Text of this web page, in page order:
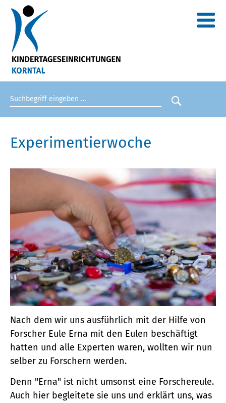
Suchbegriff eingeben
Suche
Experimentierwoche
Nach dem wir uns ausführlich mit der Hilfe von
Forscher Eule Erna mit den Eulen beschäftigt
hatten und alle Experten waren, wollten wir nun
selber zu Forschern werden.
Denn "Erna" ist nicht umsonst eine Forschereule.
Auch hier begleitete sie uns und erklärt uns, was